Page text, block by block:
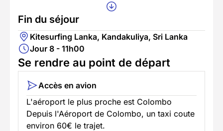
Fin du séjour
Kitesurfing Lanka, Kandakuliya, Sri Lanka
Jour 8 - 11h00
Se rendre au point de départ
Accès en avion
L'aéroport le plus proche est Colombo
Depuis l'Aéroport de Colombo, un taxi coute
environ 60€ le trajet.